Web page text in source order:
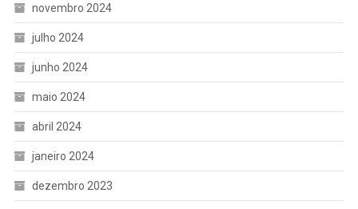
novembro 2024
julho 2024
junho 2024
maio 2024
abril 2024
janeiro 2024
dezembro 2023